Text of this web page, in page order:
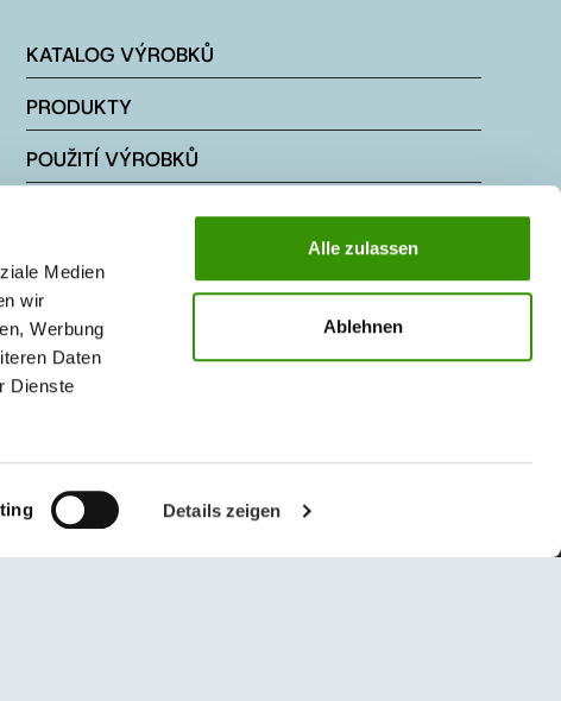
Medien
wir
Werbung
Daten
Dienste
Details zeigen
Alle zulassen
Ablehnen
KATALOG VÝROBKŮ
PRODUKTY
POUŽITÍ VÝROBKŮ
MAGAZÍN